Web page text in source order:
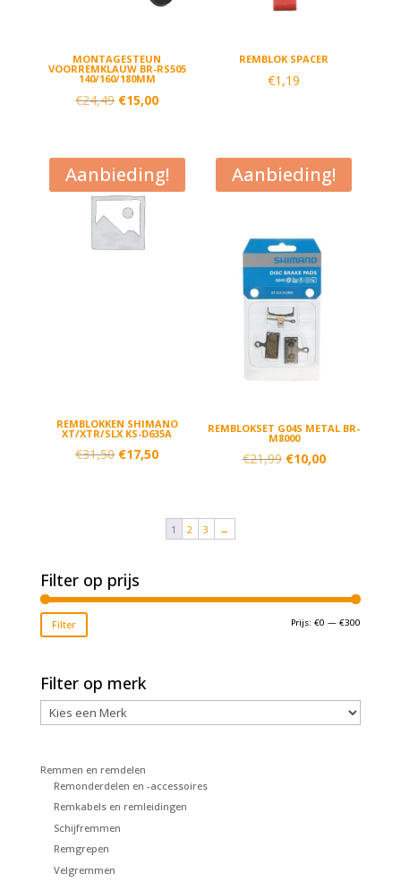
MONTAGESTEUN
VOORREMKLAUW BR-RS505
140/160/180MM
€24,49 Oorspronkelijke
€24,49.
€15,00Huidige
€15,00.
REMBLOK SPACER
€1,19
Aanbieding!
REMBLOKKEN SHIMANO
XT/XTR/SLX KS-D635A
€31,50 Oorspronkelijke
€17,50Huidige
€17,50.
Aanbieding!
REMBLOKSET G04S METAL BR-
M8000
€21,99 Oorspronkelijke
€10,00Huidige
1 2 3 →
Filter op prijs
Filter Prijs:€0 —€300
Filter op merk
Remmen en remdelen
Remonderdelen en -accessoires
Remkabels en remleidingen
Schijfremmen
Remgrepen
Velgremmen